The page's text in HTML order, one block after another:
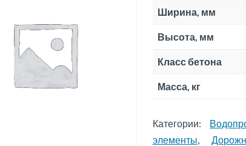
Ширина, мм
Высота, мм
Класс бетона
Масса, кг
Категории:
элементы,